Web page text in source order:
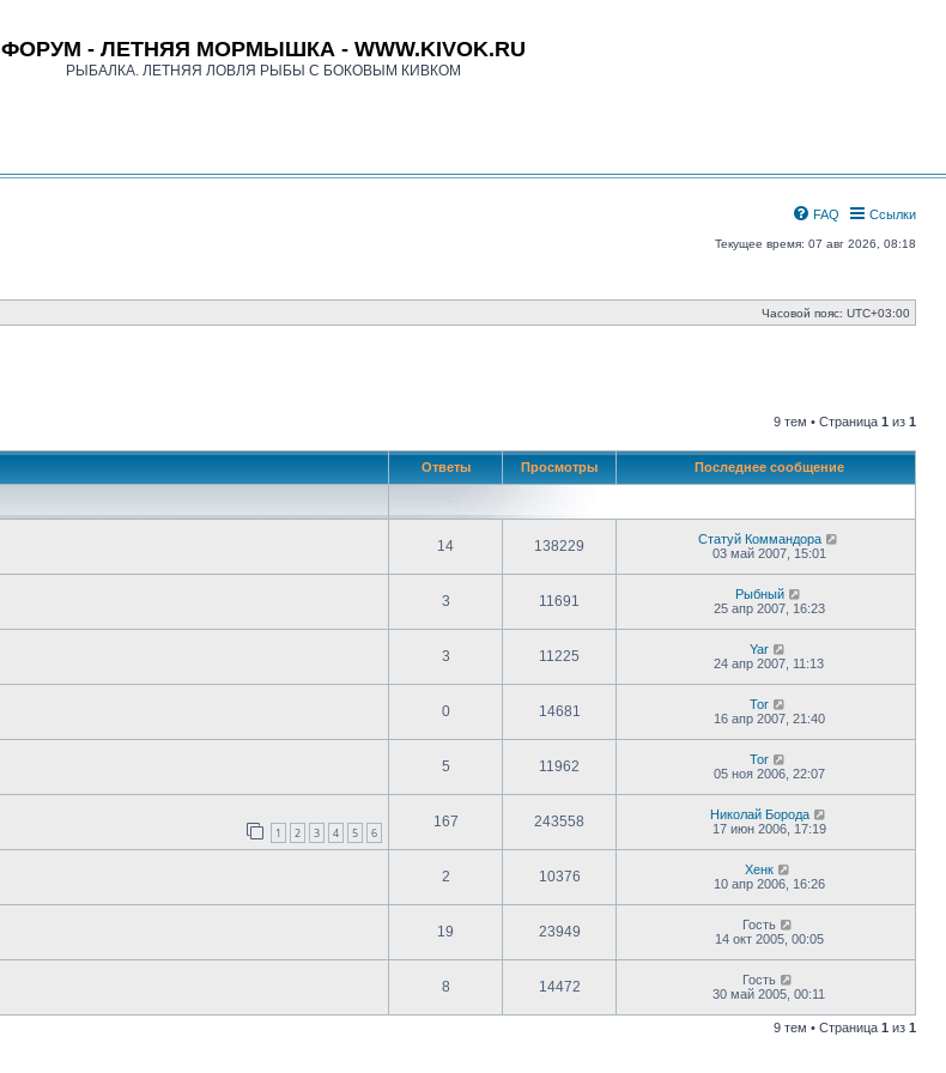
ФОРУМ - ЛЕТНЯЯ МОРМЫШКА - WWW.KIVOK.RU
РЫБАЛКА. ЛЕТНЯЯ ЛОВЛЯ РЫБЫ С БОКОВЫМ КИВКОМ
Ссылки
FAQ
Текущее время: 07 авг 2026, 08:18
Часовой пояс: UTC+03:00
9 тем • Страница 1 из 1
Ответы Просмотры Последнее сообщение
14 138229
Статуй Коммандора
03 май 2007, 15:01
3 11691
Рыбный
25 апр 2007, 16:23
3 11225
Yar
24 апр 2007, 11:13
0 14681
Tor
16 апр 2007, 21:40
5 11962
Tor
05 ноя 2006, 22:07
1 2 3 4 5 6
167 243558
Николай Борода
17 июн 2006, 17:19
2 10376
Хенк
10 апр 2006, 16:26
19 23949
Гость
14 окт 2005, 00:05
8 14472
Гость
30 май 2005, 00:11
9 тем • Страница 1 из 1